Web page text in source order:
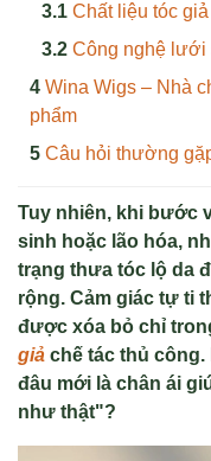
Chất liệu tóc
Công nghệ lưới
Wina Wigs – Nhà
phẩm
Câu hỏi thường
Tuy nhiên, khi bước
sinh hoặc lão hóa,
trạng thưa tóc lộ da
rộng. Cảm giác tự ti
được xóa bỏ chỉ
giả chế tác thủ công.
đâu mới là chân ái
như thật"?